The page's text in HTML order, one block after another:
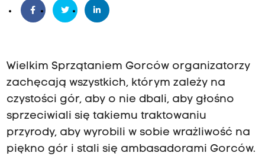
Wielkim Sprzątaniem Gorców organizatorzy
zachęcają wszystkich, którym zależy na
czystości gór, aby o nie dbali, aby głośno
sprzeciwiali się takiemu traktowaniu
przyrody, aby wyrobili w sobie wrażliwość na
piękno gór i stali się ambasadorami Gorców.